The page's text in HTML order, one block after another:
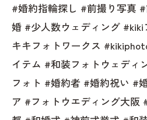
#婚約指輪探し #前撮り写真
婚 #少人数ウェディング
キキフォトワークス
イテム #和装フォトウェディ
フォト #婚約者 #婚約祝い #
ア #フォトウエディング大阪